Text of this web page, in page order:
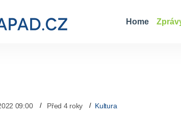
Home
09:00 Před 4 roky Kultura